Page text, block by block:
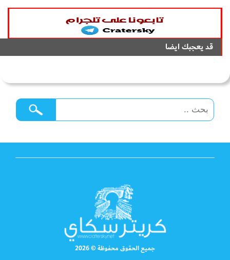
قد يعجبك ايضا
جميع الحقوق محفوظة © 2026